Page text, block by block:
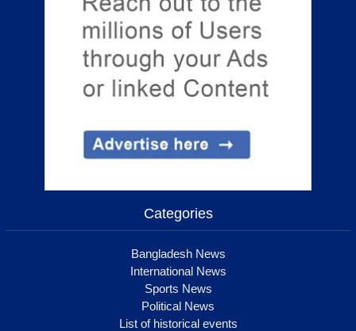
Categories
Bangladesh News
International News
Sports News
Political News
List of historical events